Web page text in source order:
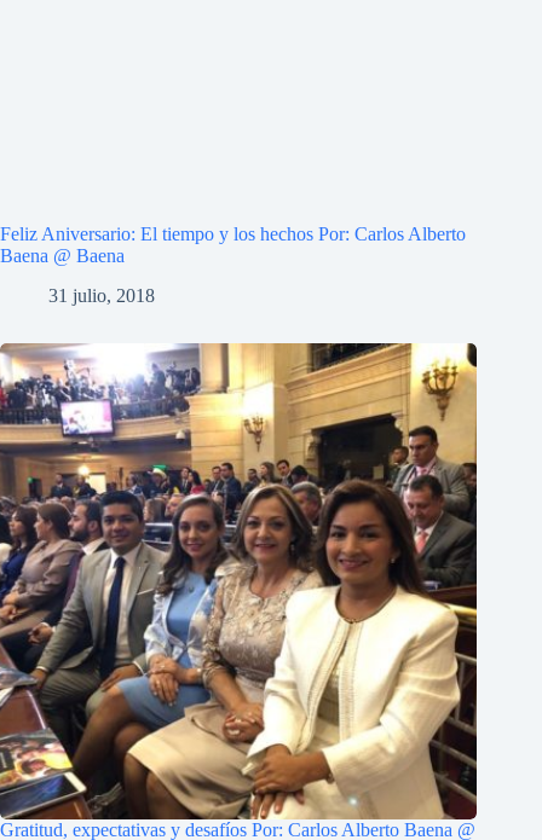
Feliz Aniversario: El tiempo y los hechos Por: Carlos Alberto
Baena @ Baena
31 julio, 2018
Gratitud, expectativas y desafíos Por: Carlos Alberto Baena @